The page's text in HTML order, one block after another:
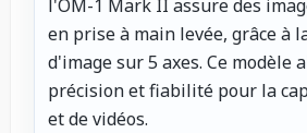
l'OM-1 Mark II assure des
en prise à main levée, grâce à
d'image sur 5 axes. Ce modèle
précision et fiabilité pour la
et de vidéos.